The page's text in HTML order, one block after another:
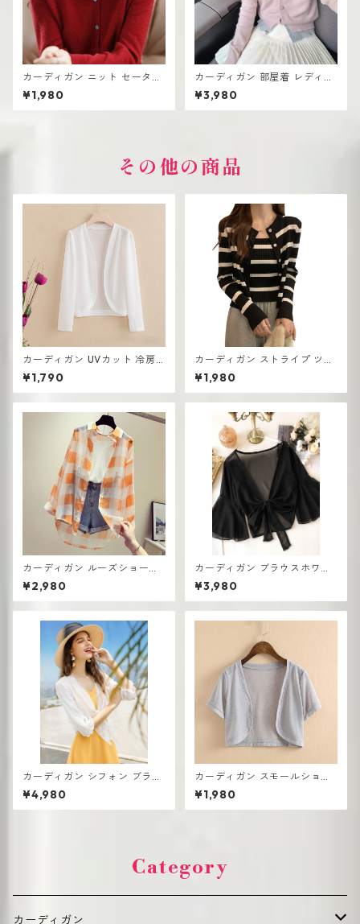
カーディガン ニット セーター
レディース おしゃれ 可愛い シ
ンプル
¥1,980
カーディガン 部屋着 レディー
ス 薄手 高見え シンプル おし
ゃれ 韓国風
¥3,980
その他の商品
カーディガン UVカット 冷房
対策 ルームウェア レディース
シアー素材 羽織り ゆったり
¥1,790
カーディガン ストライプ ツー
ピース セーター 韓国 ラウンド
ネック 長袖 カジュアル
¥1,980
カーディガン ルーズショート
チェック柄 UV対策 長袖 アイ
スシルク シフォン
¥2,980
カーディガン ブラウスホワイ
ト シフォン スモールショール
UV対策 アウターウェア ショ
ートフェアリー
¥3,980
カーディガン シフォン ブラウ
ス ショートレースカー ショー
ル UV対策
¥4,980
カーディガン スモールショー
ル サマーシフォン UV対策 エ
アコン対策 薄手 スモールベス
ト
¥1,980
Category
カーディガン